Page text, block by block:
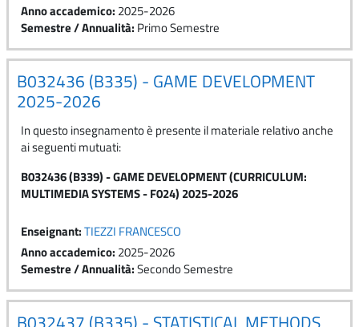
Anno accademico: 2025-2026
Semestre / Annualità: Primo Semestre
B032436 (B335) - GAME DEVELOPMENT
2025-2026
In questo insegnamento è presente il materiale relativo anche
ai seguenti mutuati:
B032436 (B339) - GAME DEVELOPMENT (CURRICULUM:
MULTIMEDIA SYSTEMS - F024) 2025-2026
Enseignant:TIEZZI FRANCESCO
Anno accademico: 2025-2026
Semestre / Annualità:Secondo Semestre